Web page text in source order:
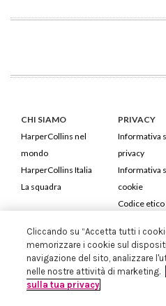
CHI SIAMO
HarperCollins nel
mondo
HarperCollins Italia
La squadra
PRIVACY
Informativa
privacy
Informativa
cookie
Codice etico
HarperCollins Italia S.p.A.
Cod. Fiscale e P.IVA
Iscritta in Milano al Registro delle
Cliccando su “Accetta tutti i
memorizzare i cookie sul
navigazione del sito, analizzare
nelle nostre attività di marketing.
sulla tua privacy